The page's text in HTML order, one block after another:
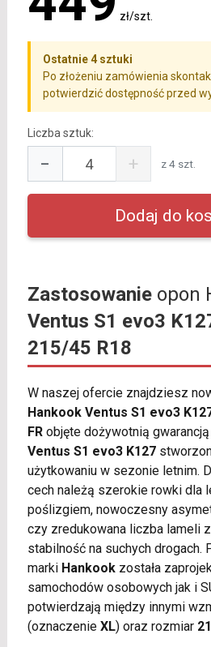
zł/szt.
Ostatnie 4 sztuki
Po złożeniu zamówienia
potwierdzić dostępność przed
Liczba sztuk:
− + z 4 szt.
Zastosowanieopon
Ventus S1 evo3
215/45 R18
W naszej ofercie znajdziesz
Hankook Ventus S1 evo3
FRobjęte dożywotnią
Ventus S1 evo3 K127
użytkowaniu w sezonie letnim.
cech należą szerokie rowki dla
poślizgiem, nowoczesny
czy zredukowana liczba lameli
stabilność na suchych drogach.
marki Hankookzostała
samochodów osobowych jak i
potwierdzają między innymi
(oznaczenie XL) oraz rozmiar